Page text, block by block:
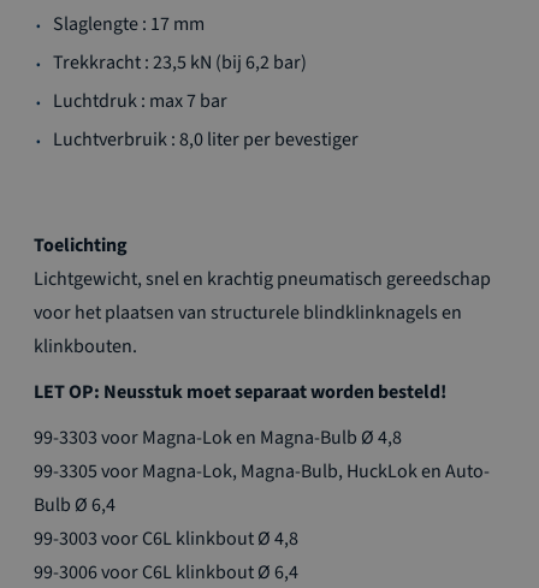
de
afbeeldingen-
gallerij
Slaglengte : 17 mm
Trekkracht : 23,5 kN (bij 6,2 bar)
Luchtdruk : max 7 bar
Luchtverbruik : 8,0 liter per bevestiger
Toelichting
Lichtgewicht, snel en krachtig pneumatisch gereedschap
voor het plaatsen van structurele blindklinknagels en
klinkbouten.
LET OP: Neusstuk moet separaat worden besteld!
99-3303 voor Magna-Lok en Magna-Bulb Ø 4,8
99-3305 voor Magna-Lok, Magna-Bulb, HuckLok en Auto-
Bulb Ø 6,4
99-3003 voor C6L klinkbout Ø 4,8
99-3006 voor C6L klinkbout Ø 6,4